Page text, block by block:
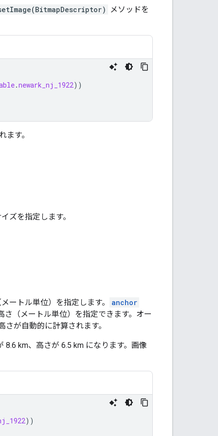
メソッドを
.newark_nj_1922))
す。
ズを指定します。
ートル単位）を指定します。
anchor
（メートル単位）を指定できます。オー
が自動的に計算されます。
km、高さが 6.5 km になります。画像
))